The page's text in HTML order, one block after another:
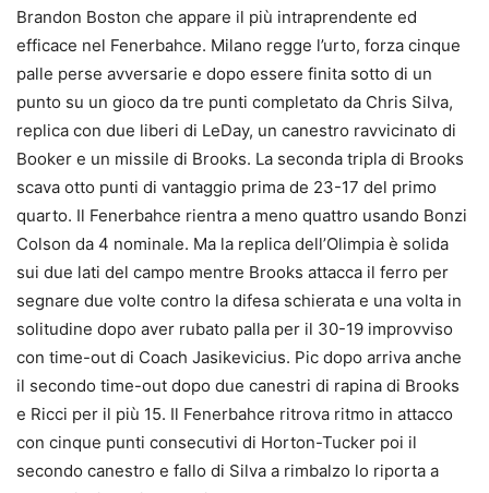
Brandon Boston che appare il più intraprendente ed
efficace nel Fenerbahce. Milano regge l’urto, forza cinque
palle perse avversarie e dopo essere finita sotto di un
punto su un gioco da tre punti completato da Chris Silva,
replica con due liberi di LeDay, un canestro ravvicinato di
Booker e un missile di Brooks. La seconda tripla di Brooks
scava otto punti di vantaggio prima de 23-17 del primo
quarto. Il Fenerbahce rientra a meno quattro usando Bonzi
Colson da 4 nominale. Ma la replica dell’Olimpia è solida
sui due lati del campo mentre Brooks attacca il ferro per
segnare due volte contro la difesa schierata e una volta in
solitudine dopo aver rubato palla per il 30-19 improvviso
con time-out di Coach Jasikevicius. Pic dopo arriva anche
il secondo time-out dopo due canestri di rapina di Brooks
e Ricci per il più 15. Il Fenerbahce ritrova ritmo in attacco
con cinque punti consecutivi di Horton-Tucker poi il
secondo canestro e fallo di Silva a rimbalzo lo riporta a